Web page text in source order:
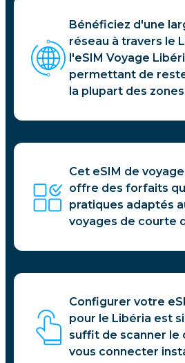
Bénéficiez d'une
réseau à travers le
l'eSIM Voyage
permettant de
la plupart des
Cet eSIM de
offre des forfaits
pratiques adaptés
voyages de courte
Configurer votre
pour le Libéria est
suffit de scanner le
vous connecter